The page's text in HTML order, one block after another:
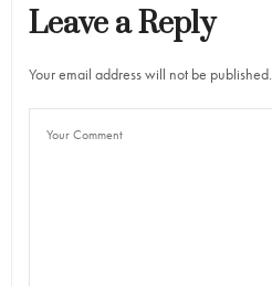
Leave a Reply
Your email address will not be published.